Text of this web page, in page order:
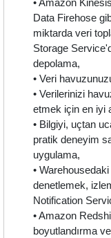
• Amazon
Data Firehose
miktarda veri
Storage
depolama,
• Veri
• Verilerinizi
etmek için en iyi
• Bilgiyi, uçtan
pratik deneyim
uygulama,
•
denetlemek,
Notification
• Amazon
boyutlandırma